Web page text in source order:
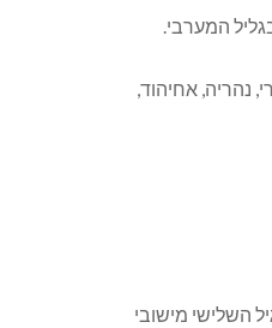
המערבי.
תרשיחא, מעונה, כברי, נהריה, אחיהוד,
השלישי מישובי